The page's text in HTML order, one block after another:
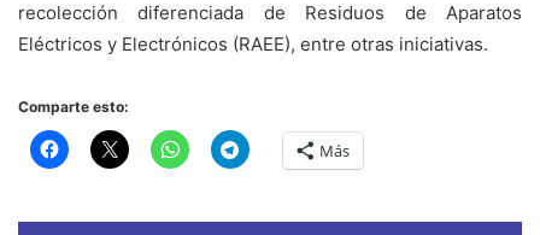
recolección diferenciada de Residuos de Aparatos
Eléctricos y Electrónicos (RAEE), entre otras iniciativas.
Comparte esto:
Más